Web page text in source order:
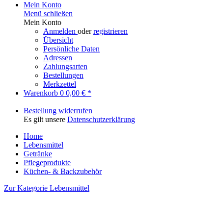
Mein Konto
Menü schließen
Mein Konto
Anmelden oderregistrieren
Übersicht
Persönliche Daten
Adressen
Zahlungsarten
Bestellungen
Merkzettel
Warenkorb 0 0,00 € *
Bestellung widerrufen
Es gilt unsere Datenschutzerklärung
Home
Lebensmittel
Getränke
Pflegeprodukte
Küchen- & Backzubehör
Zur Kategorie Lebensmittel